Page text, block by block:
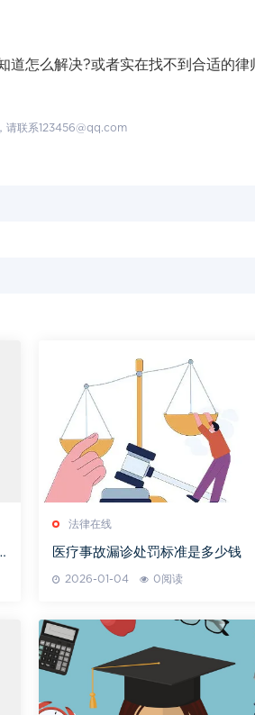
怎么解决?或者实在找不到合适的律
请联系123456@qq.com
法律在线
医疗事故漏诊处罚标准是多少钱
2026-01-04 0阅读